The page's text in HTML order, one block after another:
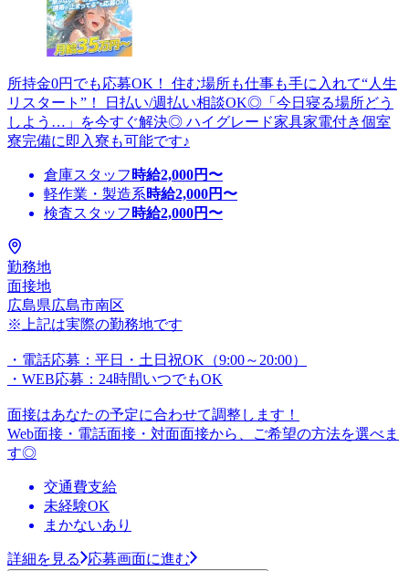
所持金0円でも応募OK！ 住む場所も仕事も手に入れて“人生
リスタート”！ 日払い/週払い相談OK◎「今日寝る場所どう
しよう…」を今すぐ解決◎ ハイグレード家具家電付き個室
寮完備に即入寮も可能です♪
倉庫スタッフ 時給2,000円〜
軽作業・製造系時給2,000円〜
検査スタッフ 時給2,000円〜
勤務地
面接地
広島県広島市南区
※上記は実際の勤務地です
・電話応募：平日・土日祝OK（9:00～20:00）
・WEB応募：24時間いつでもOK
面接はあなたの予定に合わせて調整します！
Web面接・電話面接・対面面接から、ご希望の方法を選べま
す◎
交通費支給
未経験OK
まかないあり
詳細を見る 応募画面に進む